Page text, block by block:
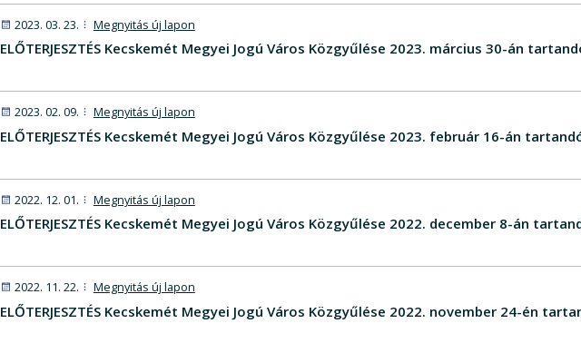
2023. 03. 23. Megnyitás új lapon
ELŐTERJESZTÉS Kecskemét Megyei Jogú Város Közgyűlése 2023. március 30-án
2023. 02. 09. Megnyitás új lapon
ELŐTERJESZTÉS Kecskemét Megyei Jogú Város Közgyűlése 2023. február 16-án
2022. 12. 01. Megnyitás új lapon
ELŐTERJESZTÉS Kecskemét Megyei Jogú Város Közgyűlése 2022. december 8-án
2022. 11. 22. Megnyitás új lapon
ELŐTERJESZTÉS Kecskemét Megyei Jogú Város Közgyűlése 2022. november 24-én